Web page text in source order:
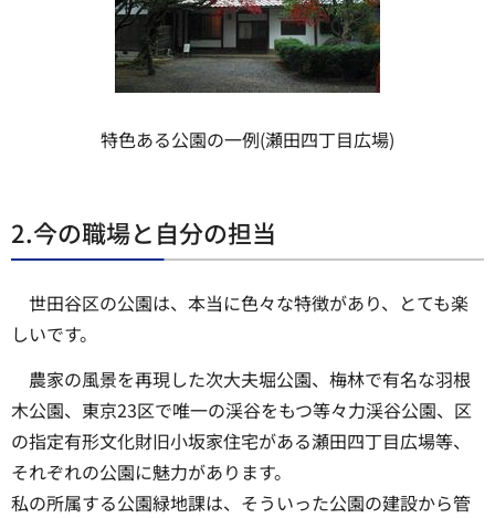
特色ある公園の一例(瀬田四丁目広場)
2.今の職場と自分の担当
世田谷区の公園は、本当に色々な特徴があり、とても楽
しいです。
農家の風景を再現した次大夫堀公園、梅林で有名な羽根
木公園、東京23区で唯一の渓谷をもつ等々力渓谷公園、区
の指定有形文化財旧小坂家住宅がある瀬田四丁目広場等、
それぞれの公園に魅力があります。
私の所属する公園緑地課は、そういった公園の建設から管